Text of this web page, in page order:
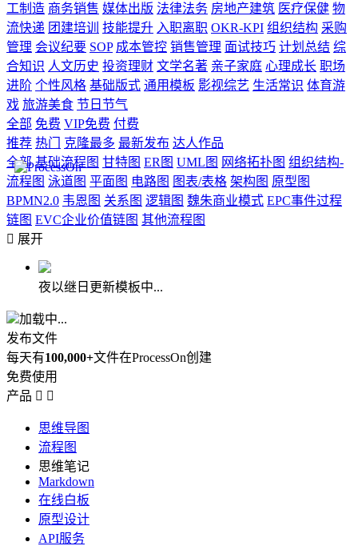
工制造 商务销售 媒体出版 法律法务 房地产建筑 医疗保健 物
流快递 团建培训 技能提升 入职离职 OKR-KPI 组织结构 采购
管理 会议纪要 SOP 成本管控 销售管理 面试技巧 计划总结 综
合知识 人文历史 投资理财 文学名著 亲子家庭 心理成长 职场
进阶 个性风格 基础版式 通用模板 影视综艺 生活常识 体育游
戏 旅游美食 节日节气
全部 免费 VIP免费 付费
推荐 热门 克隆最多 最新发布 达人作品
全部 基础流程图 甘特图 ER图 UML图 网络拓扑图 组织结构-
流程图 泳道图 平面图 电路图 图表/表格 架构图 原型图
BPMN2.0 韦恩图 关系图 逻辑图 魏朱商业模式 EPC事件过程
链图 EVC企业价值链图 其他流程图
 展开
夜以继日更新模板中...
加载中...
发布文件
每天有100,000+文件在ProcessOn创建
免费使用
产品  
思维导图
流程图
思维笔记
Markdown
在线白板
原型设计
API服务